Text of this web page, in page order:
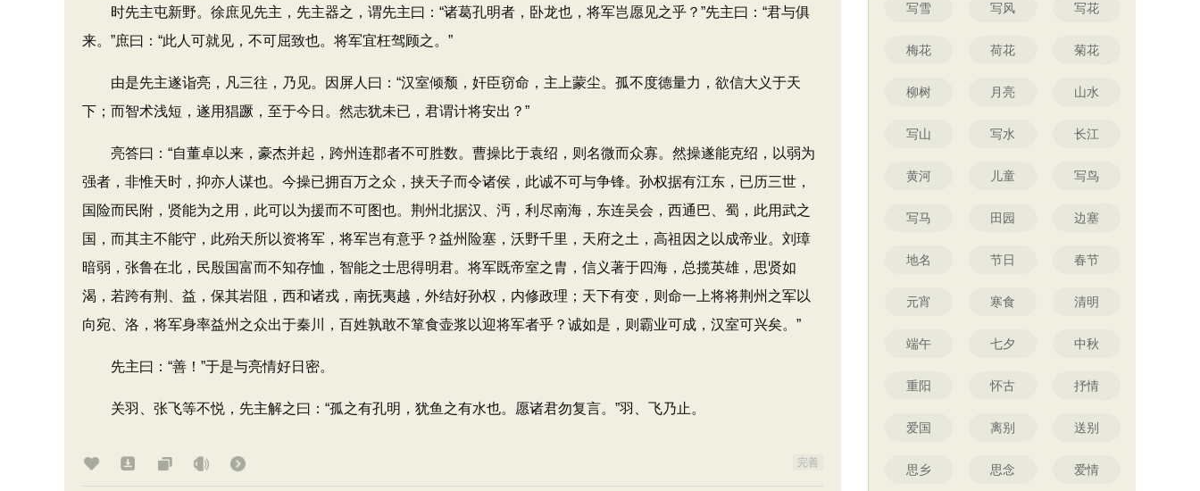
时先主屯新野。徐庶见先主，先主器之，谓先主曰：“诸葛孔明者，卧龙也，将军岂愿见之乎？”先主曰：“君与俱
来。”庶曰：“此人可就见，不可屈致也。将军宜枉驾顾之。”
由是先主遂诣亮，凡三往，乃见。因屏人曰：“汉室倾颓，奸臣窃命，主上蒙尘。孤不度德量力，欲信大义于天
下；而智术浅短，遂用猖蹶，至于今日。然志犹未已，君谓计将安出？”
亮答曰：“自董卓以来，豪杰并起，跨州连郡者不可胜数。曹操比于袁绍，则名微而众寡。然操遂能克绍，以弱为
强者，非惟天时，抑亦人谋也。今操已拥百万之众，挟天子而令诸侯，此诚不可与争锋。孙权据有江东，已历三世，
国险而民附，贤能为之用，此可以为援而不可图也。荆州北据汉、沔，利尽南海，东连吴会，西通巴、蜀，此用武之
国，而其主不能守，此殆天所以资将军，将军岂有意乎？益州险塞，沃野千里，天府之土，高祖因之以成帝业。刘璋
暗弱，张鲁在北，民殷国富而不知存恤，智能之士思得明君。将军既帝室之胄，信义著于四海，总揽英雄，思贤如
渴，若跨有荆、益，保其岩阻，西和诸戎，南抚夷越，外结好孙权，内修政理；天下有变，则命一上将将荆州之军以
向宛、洛，将军身率益州之众出于秦川，百姓孰敢不箪食壶浆以迎将军者乎？诚如是，则霸业可成，汉室可兴矣。”
先主曰：“善！”于是与亮情好日密。
关羽、张飞等不悦，先主解之曰：“孤之有孔明，犹鱼之有水也。愿诸君勿复言。”羽、飞乃止。
完善
写雪 写风 写花
梅花 荷花 菊花
柳树 月亮 山水
写山 写水 长江
黄河 儿童 写鸟
写马 田园 边塞
地名 节日 春节
元宵 寒食 清明
端午 七夕 中秋
重阳 怀古 抒情
爱国 离别 送别
思乡 思念 爱情